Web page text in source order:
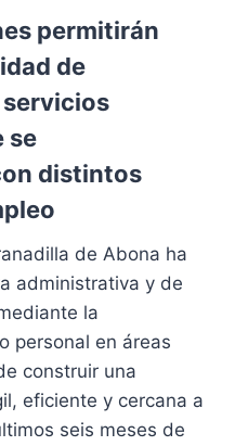
permitirán
de
servicios
se
distintos
de Abona ha
administrativa y de
la
personal en áreas
construir una
eficiente y cercana a
seis meses de